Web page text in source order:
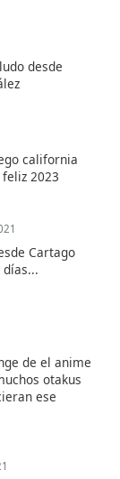
desde
california
2023
Cartago
días...
de el anime
otakus
ese